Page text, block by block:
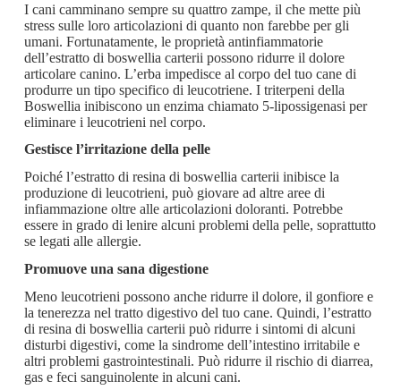
I cani camminano sempre su quattro zampe, il che mette più
stress sulle loro articolazioni di quanto non farebbe per gli
umani. Fortunatamente, le proprietà antinfiammatorie
dell’estratto di boswellia carterii possono ridurre il dolore
articolare canino. L’erba impedisce al corpo del tuo cane di
produrre un tipo specifico di leucotriene. I triterpeni della
Boswellia inibiscono un enzima chiamato 5-lipossigenasi per
eliminare i leucotrieni nel corpo.
Gestisce l’irritazione della pelle
Poiché l’estratto di resina di boswellia carterii inibisce la
produzione di leucotrieni, può giovare ad altre aree di
infiammazione oltre alle articolazioni doloranti. Potrebbe
essere in grado di lenire alcuni problemi della pelle, soprattutto
se legati alle allergie.
Promuove una sana digestione
Meno leucotrieni possono anche ridurre il dolore, il gonfiore e
la tenerezza nel tratto digestivo del tuo cane. Quindi, l’estratto
di resina di boswellia carterii può ridurre i sintomi di alcuni
disturbi digestivi, come la sindrome dell’intestino irritabile e
altri problemi gastrointestinali. Può ridurre il rischio di diarrea,
gas e feci sanguinolente in alcuni cani.